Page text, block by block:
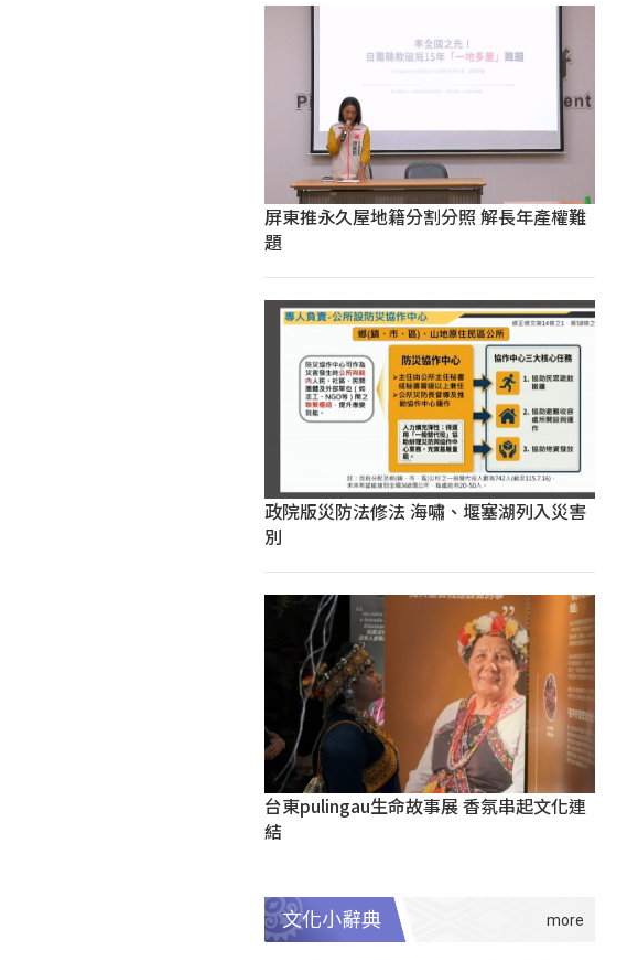
屏東推永久屋地籍分割分照 解長年產權難
題
政院版災防法修法 海嘯、堰塞湖列入災害
別
台東pulingau生命故事展 香氛串起文化連
結
文化小辭典